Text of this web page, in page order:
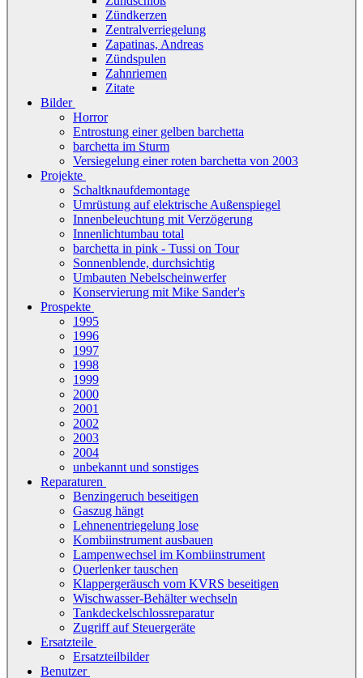
Zündkerzen
Zentralverriegelung
Zapatinas, Andreas
Zündspulen
Zahnriemen
Zitate
Bilder
Horror
Entrostung einer gelben barchetta
barchetta im Sturm
Versiegelung einer roten barchetta von 2003
Projekte
Schaltknaufdemontage
Umrüstung auf elektrische Außenspiegel
Innenbeleuchtung mit Verzögerung
Innenlichtumbau total
barchetta in pink - Tussi on Tour
Sonnenblende, durchsichtig
Umbauten Nebelscheinwerfer
Konservierung mit Mike Sander's
Prospekte
1995
1996
1997
1998
1999
2000
2001
2002
2003
2004
unbekannt und sonstiges
Reparaturen
Benzingeruch beseitigen
Gaszug hängt
Lehnenentriegelung lose
Kombiinstrument ausbauen
Lampenwechsel im Kombiinstrument
Querlenker tauschen
Klappergeräusch vom KVRS beseitigen
Wischwasser-Behälter wechseln
Tankdeckelschlossreparatur
Zugriff auf Steuergeräte
Ersatzteile
Ersatzteilbilder
Benutzer